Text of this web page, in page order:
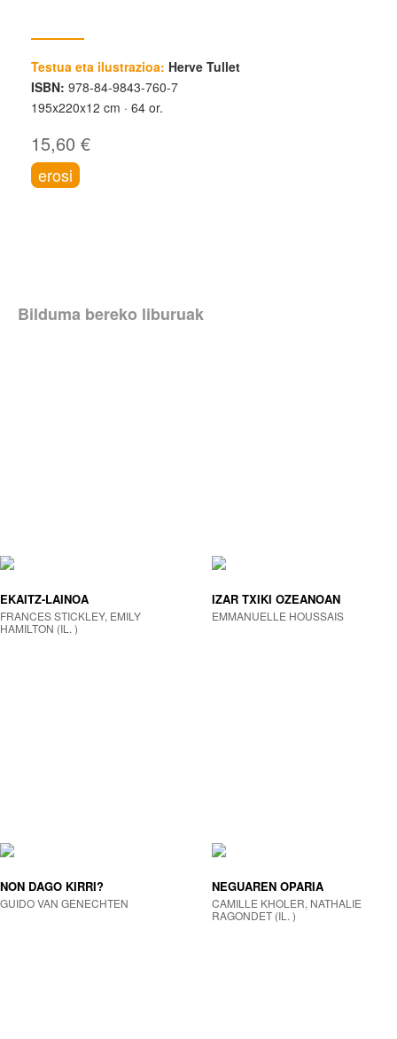
Testua eta ilustrazioa: Herve Tullet
ISBN: 978-84-9843-760-7
195x220x12 cm
64 or.
15,60 €
erosi
Bilduma bereko liburuak
EKAITZ-LAINOA
FRANCES STICKLEY, EMILY
HAMILTON (IL. )
IZAR TXIKI OZEANOAN
EMMANUELLE HOUSSAIS
NON DAGO KIRRI?
GUIDO VAN GENECHTEN
NEGUAREN OPARIA
CAMILLE KHOLER, NATHALIE
RAGONDET (IL. )